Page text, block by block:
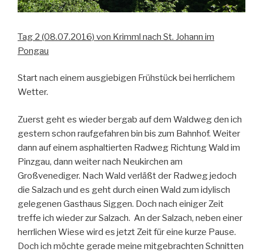
Tag 2 (08.07.2016) von Krimml nach St. Johann im
Pongau
Start nach einem ausgiebigen Frühstück bei herrlichem
Wetter.
Zuerst geht es wieder bergab auf dem Waldweg den ich
gestern schon raufgefahren bin bis zum Bahnhof. Weiter
dann auf einem asphaltierten Radweg Richtung Wald im
Pinzgau, dann weiter nach Neukirchen am
Großvenediger. Nach Wald verläßt der Radweg jedoch
die Salzach und es geht durch einen Wald zum idylisch
gelegenen Gasthaus Siggen. Doch nach einiger Zeit
treffe ich wieder zur Salzach. An der Salzach, neben einer
herrlichen Wiese wird es jetzt Zeit für eine kurze Pause.
Doch ich möchte gerade meine mitgebrachten Schnitten